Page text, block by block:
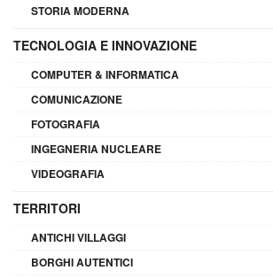
STORIA MODERNA
TECNOLOGIA E INNOVAZIONE
COMPUTER & INFORMATICA
COMUNICAZIONE
FOTOGRAFIA
INGEGNERIA NUCLEARE
VIDEOGRAFIA
TERRITORI
ANTICHI VILLAGGI
BORGHI AUTENTICI